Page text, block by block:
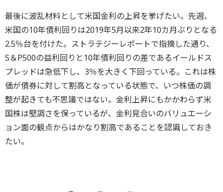
最後に波乱材料として米国金利の上昇を挙げたい。先週、
米国の10年債利回りは2019年5月以来2年10カ月ぶりとなる
2.5％台を付けた。ストラテジーレポートで指摘した通り、
S＆P500の益利回りと10年債利回りの差であるイールドス
プレッドは急低下し、3％を大きく下回っている。これは株
価が債券に対して割高となっている状態で、いつ株価の調
整が起きても不思議ではない。金利上昇にもかかわらず米
国株は堅調さを保っているが、金利見合いのバリュエーシ
ョン面の観点からはかなり割高であることを認識しておき
たい。